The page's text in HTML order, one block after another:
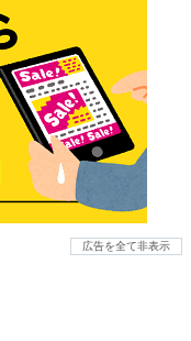
広告を全て非表示